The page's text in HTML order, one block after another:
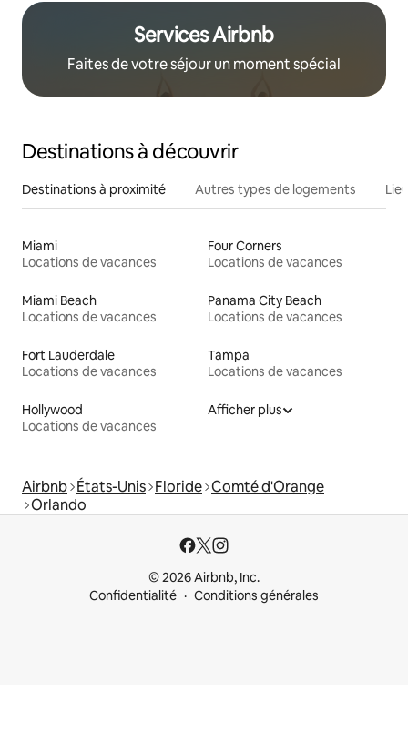
Services Airbnb
Faites de votre séjour un moment spécial
Destinations à découvrir
Destinations à proximité Autres types de logements
Miami
Locations de vacances
Four Corners
Locations de vacances
Miami Beach
Locations de vacances
Panama City Beach
Locations de vacances
Fort Lauderdale
Locations de vacances
Tampa
Locations de vacances
Hollywood
Locations de vacances
Afficher plus
Airbnb États-Unis Floride Comté d'Orange
Orlando
© 2026 Airbnb, Inc.
Confidentialité
Conditions générales